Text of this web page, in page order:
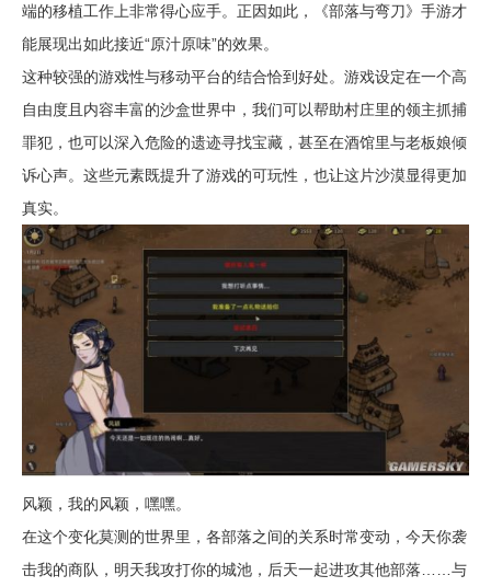
端的移植工作上非常得心应手。正因如此，《部落与弯刀》手游才
能展现出如此接近“原汁原味”的效果。
这种较强的游戏性与移动平台的结合恰到好处。游戏设定在一个高
自由度且内容丰富的沙盒世界中，我们可以帮助村庄里的领主抓捕
罪犯，也可以深入危险的遗迹寻找宝藏，甚至在酒馆里与老板娘倾
诉心声。这些元素既提升了游戏的可玩性，也让这片沙漠显得更加
真实。
风颖，我的风颖，嘿嘿。
在这个变化莫测的世界里，各部落之间的关系时常变动，今天你袭
击我的商队，明天我攻打你的城池，后天一起进攻其他部落……与